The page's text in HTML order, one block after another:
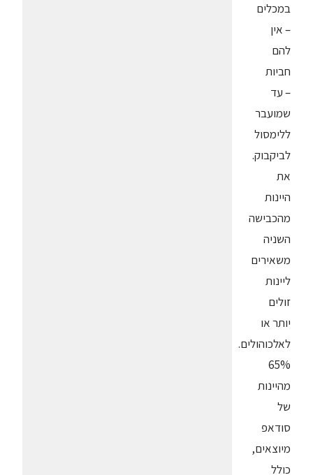
במכלים
– אין
להם
חביות
– עד
שמועבר
ללימסול
לביקבוק.
את
היינות
מהכבישה
השניה
משאירים
ליינות
זולים
יותר או
לאלכוהולים.
65%
מהיינות
של
סודאפ
מיוצאים,
כולל